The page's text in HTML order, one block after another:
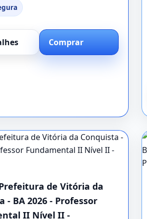
Comprar
de Vitória da
- BA 2026 - Professor
II Nível II -